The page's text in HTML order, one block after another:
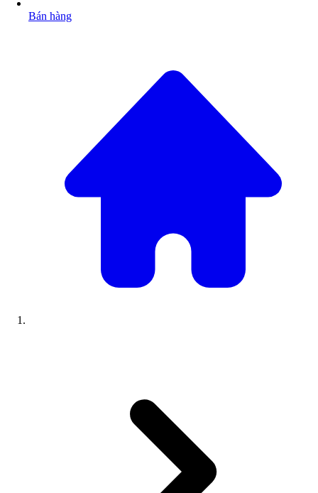
Bán hàng